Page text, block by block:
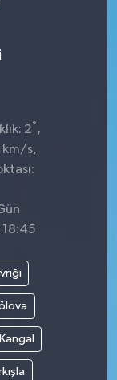
2° ,
km/s,
18:45
Kangal